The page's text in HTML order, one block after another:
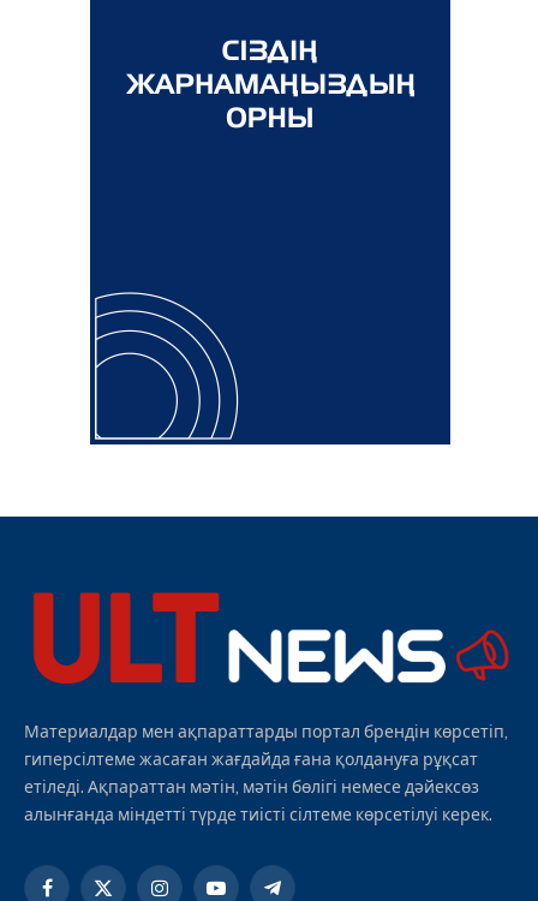
Материалдар мен ақпараттарды портал брендін көрсетіп,
гиперсілтеме жасаған жағдайда ғана қолдануға рұқсат
етіледі. Ақпараттан мәтін, мәтін бөлігі немесе дәйексөз
алынғанда міндетті түрде тиісті сілтеме көрсетілуі керек.